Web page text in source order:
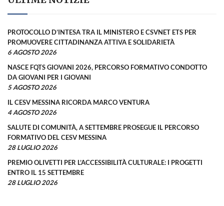
PROTOCOLLO D’INTESA TRA IL MINISTERO E CSVNET ETS PER
PROMUOVERE CITTADINANZA ATTIVA E SOLIDARIETÀ
6 AGOSTO 2026
NASCE FQTS GIOVANI 2026, PERCORSO FORMATIVO CONDOTTO
DA GIOVANI PER I GIOVANI
5 AGOSTO 2026
IL CESV MESSINA RICORDA MARCO VENTURA
4 AGOSTO 2026
SALUTE DI COMUNITÀ, A SETTEMBRE PROSEGUE IL PERCORSO
FORMATIVO DEL CESV MESSINA
28 LUGLIO 2026
PREMIO OLIVETTI PER L’ACCESSIBILITÀ CULTURALE: I PROGETTI
ENTRO IL 15 SETTEMBRE
28 LUGLIO 2026